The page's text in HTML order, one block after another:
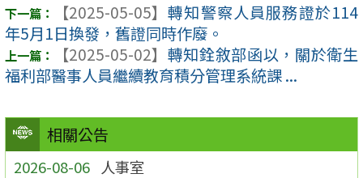
相關公告
2026-08-06 人事室
【2025-05-05】 轉知警察人員服務證於114
年5月1日換發，舊證同時作廢。
【2025-05-02】 轉知銓敘部函以，關於衛生
福利部醫事人員繼續教育積分管理系統課 ...